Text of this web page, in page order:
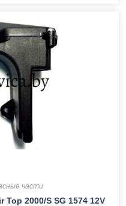
части
2000/S SG 1574 12V